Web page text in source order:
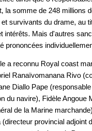
la somme de 248 millions
survivants du drame, au
intérêts. Mais d'autres
prononcées
a reconnu Royal coast
Ranaïvomanana Rivo
Diallo Pape
du navire), Fidèle Angoue
de la Marine
provincial adjoint